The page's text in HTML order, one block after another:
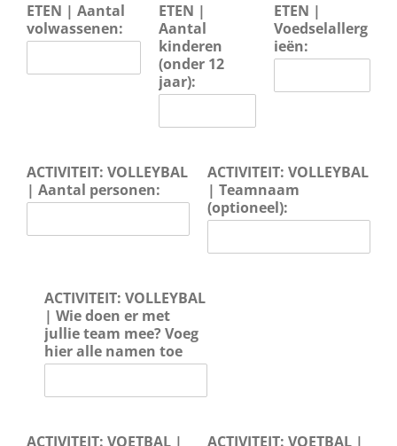
ETEN | Aantal
volwassenen:
ETEN |
Aantal
kinderen
(onder 12
jaar):
ETEN |
Voedselallerg
ieën:
ACTIVITEIT: VOLLEYBAL
| Aantal personen:
ACTIVITEIT: VOLLEYBAL
| Teamnaam
(optioneel):
ACTIVITEIT: VOLLEYBAL
| Wie doen er met
jullie team mee? Voeg
hier alle namen toe
ACTIVITEIT: VOETBAL |
ACTIVITEIT: VOETBAL |